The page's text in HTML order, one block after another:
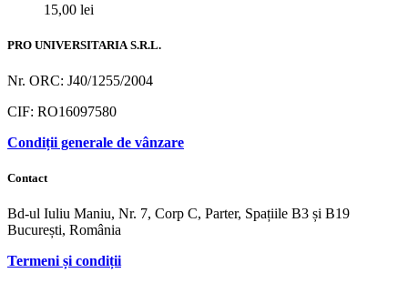
15,00 lei
PRO UNIVERSITARIA S.R.L.
Nr. ORC: J40/1255/2004
CIF: RO16097580
Condiții generale de vânzare
Contact
Bd-ul Iuliu Maniu, Nr. 7, Corp C, Parter, Spațiile B3 și B19
București, România
Termeni și condiții